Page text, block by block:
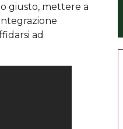
giusto, mettere a
ad